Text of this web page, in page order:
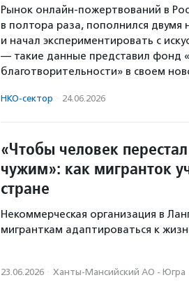
Рынок онлайн-пожертвований в
в полтора раза, пополнился
и начал экспериментировать с
— такие данные представил фонд
благотворительности» в своем
НКО-сектор · 24.06.2026
«Чтобы человек
чужим»: как мигранток
стране
Некоммерческая организация в
мигранткам адаптироваться к
23.06.2026 · Ханты-Мансийский АО - Югра